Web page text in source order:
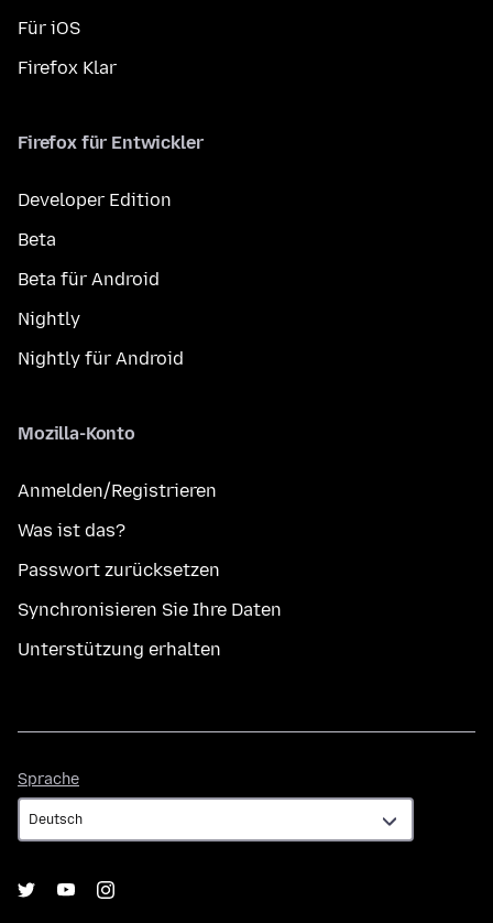
Für iOS
Firefox Klar
Firefox für Entwickler
Developer Edition
Beta
Beta für Android
Nightly
Nightly für Android
Mozilla-Konto
Anmelden/Registrieren
Was ist das?
Passwort zurücksetzen
Synchronisieren Sie Ihre Daten
Unterstützung erhalten
Sprache